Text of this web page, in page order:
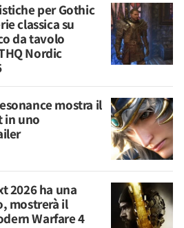
per Gothic
classica su
da tavolo
Nordic
mostra il
in uno
2026 ha una
mostrerà il
Warfare 4